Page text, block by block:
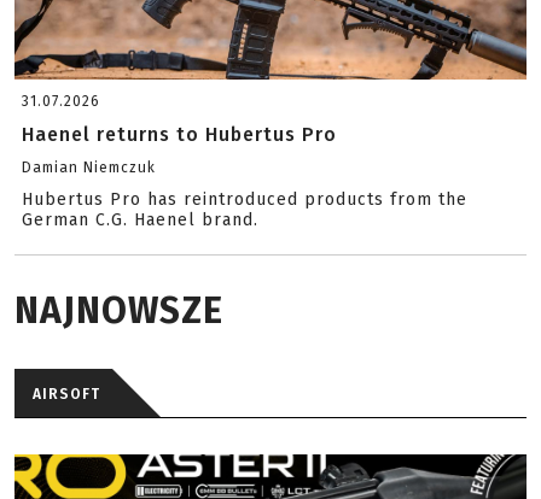
31.07.2026
Haenel returns to Hubertus Pro
Damian Niemczuk
Hubertus Pro has reintroduced products from the
German C.G. Haenel brand.
NAJNOWSZE
AIRSOFT